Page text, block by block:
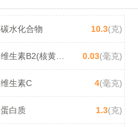
碳水化合物 10.3(克)
维生素B2(核黄素) 0.03(毫克)
维生素C 4(毫克)
蛋白质 1.3(克)